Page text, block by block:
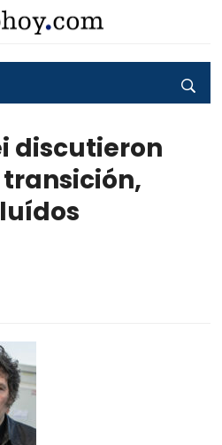
discutieron